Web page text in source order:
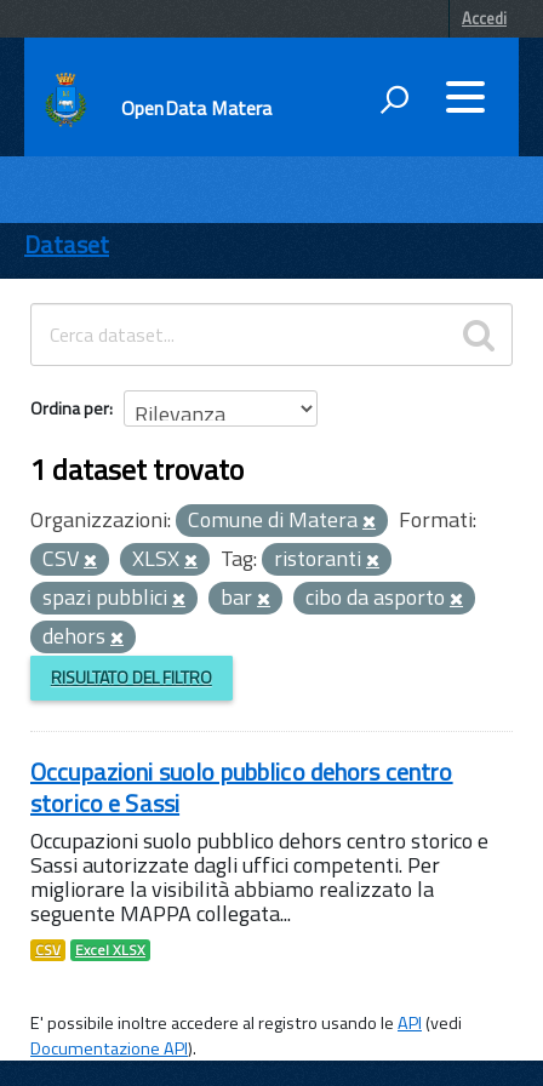
Accedi
OpenData Matera
ENTI
TEMI
INFORMAZIONI
Dataset
Ordina per
1 dataset trovato
Organizzazioni: Comune di Matera
Formati:
CSV
XLSX Tag: ristoranti
spazi pubblici
bar
cibo da asporto
dehors
RISULTATO DEL FILTRO
Occupazioni suolo pubblico dehors centro
storico e Sassi
Occupazioni suolo pubblico dehors centro storico e
Sassi autorizzate dagli uffici competenti. Per
migliorare la visibilità abbiamo realizzato la
seguente MAPPA collegata...
CSV Excel XLSX
E' possibile inoltre accedere al registro usando leAPI(vedi
Documentazione API).